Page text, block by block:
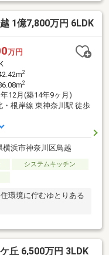
1億7,800万円 6LDK
万円
2
2
12月(築14年9ヶ月)
・根岸線 東神奈川駅 徒歩
横浜市神奈川区鳥越
システムキッチン
環境に佇むゆとりある
丘 6,500万円 3LDK